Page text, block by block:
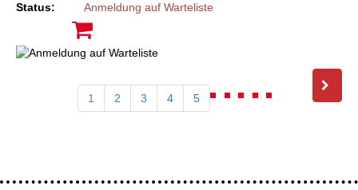
Status: Anmeldung auf Warteliste
1 2 3 4 5